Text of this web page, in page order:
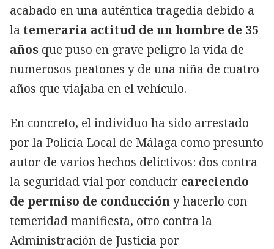
acabado en una auténtica tragedia debido a
la temeraria actitud de un hombre de 35
años que puso en grave peligro la vida de
numerosos peatones y de una niña de cuatro
años que viajaba en el vehículo.
En concreto, el individuo ha sido arrestado
por la Policía Local de Málaga como presunto
autor de varios hechos delictivos: dos contra
la seguridad vial por conducir careciendo
de permiso de conduccióny hacerlo con
temeridad manifiesta, otro contra la
Administración de Justicia por